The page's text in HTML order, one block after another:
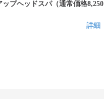
ップヘッドスパ（通常価格8,250
詳細